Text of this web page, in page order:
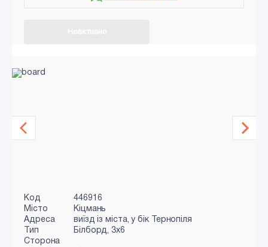
Код
446916
Місто
Кіцмань
Адреса
виїзд із міста, у бік Тернопіля
Тип
Білборд, 3x6
Сторона